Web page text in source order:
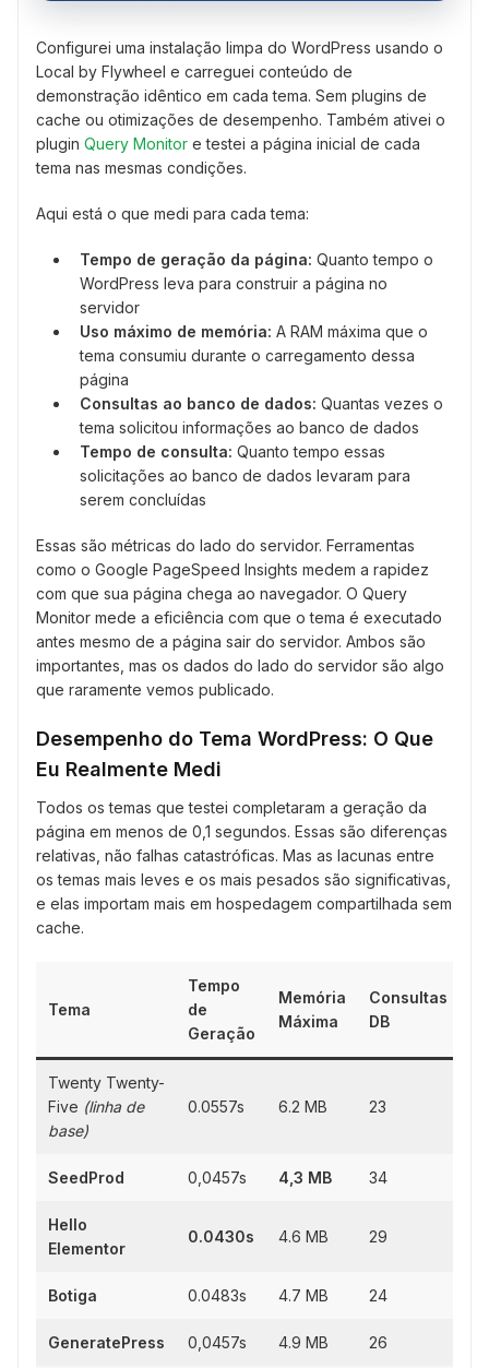
Configurei uma instalação limpa do WordPress usando o
Local by Flywheel e carreguei conteúdo de
demonstração idêntico em cada tema. Sem plugins de
cache ou otimizações de desempenho. Também ativei o
plugin Query Monitor e testei a página inicial de cada
tema nas mesmas condições.
Aqui está o que medi para cada tema:
Tempo de geração da página: Quanto tempo o
WordPress leva para construir a página no
servidor
Uso máximo de memória: A RAM máxima que o
tema consumiu durante o carregamento dessa
página
Consultas ao banco de dados: Quantas vezes o
tema solicitou informações ao banco de dados
Tempo de consulta: Quanto tempo essas
solicitações ao banco de dados levaram para
serem concluídas
Essas são métricas do lado do servidor. Ferramentas
como o Google PageSpeed Insights medem a rapidez
com que sua página chega ao navegador. O Query
Monitor mede a eficiência com que o tema é executado
antes mesmo de a página sair do servidor. Ambos são
importantes, mas os dados do lado do servidor são algo
que raramente vemos publicado.
Desempenho do Tema WordPress: O Que
Eu Realmente Medi
Todos os temas que testei completaram a geração da
página em menos de 0,1 segundos. Essas são diferenças
relativas, não falhas catastróficas. Mas as lacunas entre
os temas mais leves e os mais pesados são significativas,
e elas importam mais em hospedagem compartilhada sem
cache.
Tema
Tempo
de
Geração
Memória
Máxima
Consultas
DB
Twenty Twenty-
Five (linha de
base)
0.0557s 6.2 MB 23
SeedProd 0,0457s 4,3 MB 34
Hello
Elementor
0.0430s 4.6 MB 29
Botiga 0.0483s 4.7 MB 24
GeneratePress 0,0457s 4.9 MB 26